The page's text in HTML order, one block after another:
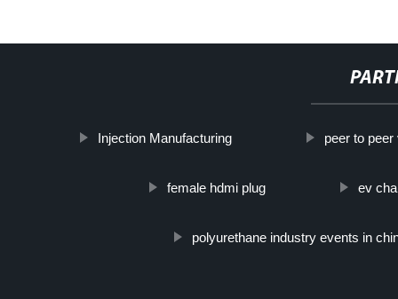
Injection Manufacturing peer to
female hdmi plug ev
polyurethane industry events in